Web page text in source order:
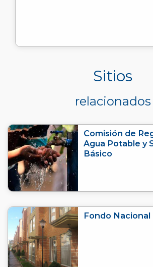
Sitios
relacionados
Comisión de
Agua Potable y
Básico
Fondo